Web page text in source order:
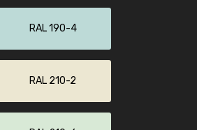
RAL 190-4
RAL 210-2